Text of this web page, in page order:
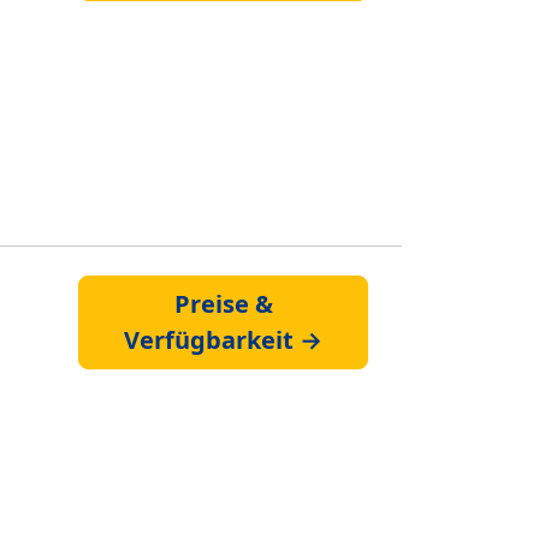
Preise &
Verfügbarkeit →